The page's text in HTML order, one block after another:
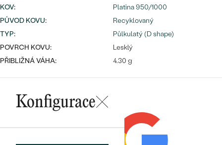
KOV:
Platina 950/1000
PŮVOD KOVU:
Recyklovaný
TYP:
Půlkulatý (D shape)
POVRCH KOVU:
Lesklý
PŘIBLIŽNÁ VÁHA:
4.30 g
Konfigurace